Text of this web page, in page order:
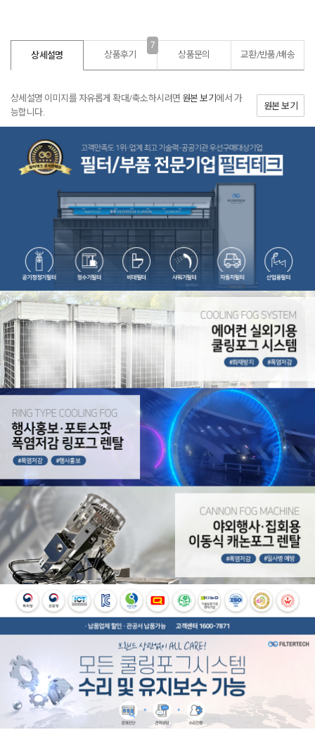
상세설명 상품후기
7
상품문의 교환/반품/배송
상세설명 이미지를 자유롭게 확대/축소하시려면 원본 보기 에서 가
능합니다.
원본 보기